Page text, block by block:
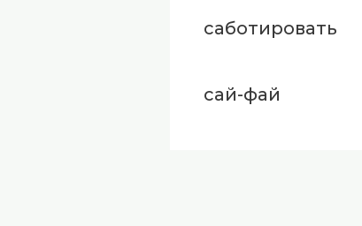
саботировать
сай-фай